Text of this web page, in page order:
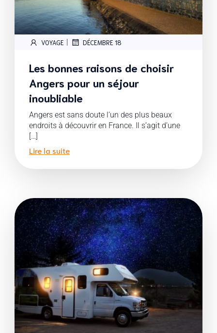
VOYAGE | DÉCEMBRE 18
Les bonnes raisons de choisir
Angers pour un séjour
inoubliable
Angers est sans doute l’un des plus beaux
endroits à découvrir en France. Il s’agit d’une
[…]
Lire la suite